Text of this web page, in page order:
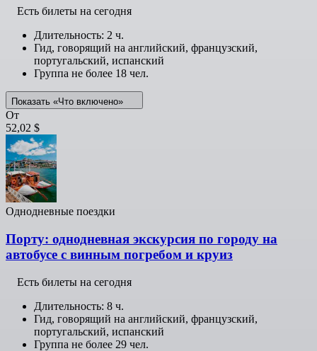
Есть билеты на сегодня
Длительность: 2 ч.
Гид, говорящий на английский, французский,
португальский, испанский
Группа не более 18 чел.
Показать «Что включено»
От
52,02 $
Однодневные поездки
Порту: однодневная экскурсия по городу на
автобусе с винным погребом и круиз
Есть билеты на сегодня
Длительность: 8 ч.
Гид, говорящий на английский, французский,
португальский, испанский
Группа не более 29 чел.